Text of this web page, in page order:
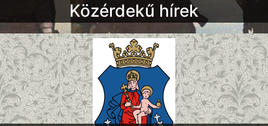
Közérdekű hírek